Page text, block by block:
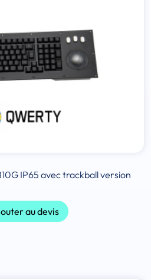
IP65 avec trackball version
au devis